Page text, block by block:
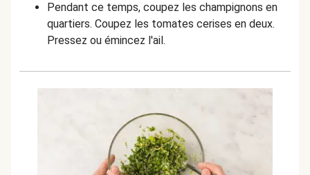
Pendant ce temps, coupez les champignons en
quartiers. Coupez les tomates cerises en deux.
Pressez ou émincez l'ail.